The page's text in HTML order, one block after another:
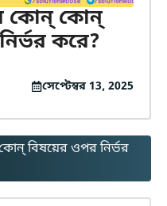
কোন্ কোন্
করে?
সেপ্টেম্বর 13, 2025
বিষয়ের ওপর নির্ভর